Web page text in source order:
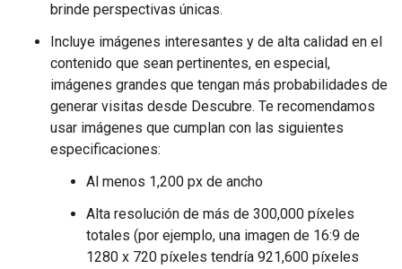
brinde perspectivas únicas.
Incluye imágenes interesantes y de alta calidad en el
contenido que sean pertinentes, en especial,
imágenes grandes que tengan más probabilidades de
generar visitas desde Descubre. Te recomendamos
usar imágenes que cumplan con las siguientes
especificaciones:
Al menos 1,200 px de ancho
Alta resolución de más de 300,000 píxeles
totales (por ejemplo, una imagen de 16:9 de
1280 x 720 píxeles tendría 921,600 píxeles